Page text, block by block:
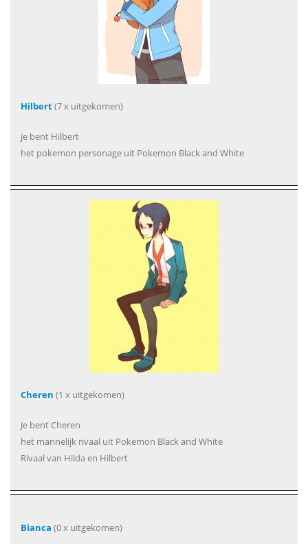
Hilbert(7 x uitgekomen)
je bent Hilbert
het pokemon personage uit Pokemon Black and White
Cheren (1 x uitgekomen)
Je bent Cheren
het mannelijk rivaal uit Pokemon Black and White
Rivaal van Hilda en Hilbert
Bianca (0 x uitgekomen)